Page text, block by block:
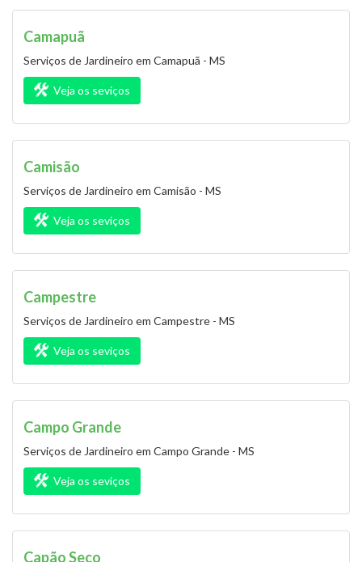
Camapuã
Serviços de Jardineiro em Camapuã - MS
Veja os seviços
Camisão
Serviços de Jardineiro em Camisão - MS
Veja os seviços
Campestre
Serviços de Jardineiro em Campestre - MS
Veja os seviços
Campo Grande
Serviços de Jardineiro em Campo Grande - MS
Veja os seviços
Capão Seco